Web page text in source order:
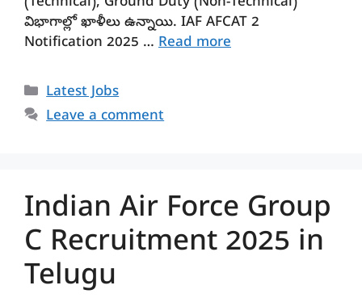
విభాగాల్లో ఖాళీలు ఉన్నాయి. IAF AFCAT 2
Notification 2025 … Read more
Categories
Latest Jobs
Leave a comment
Indian Air Force Group
C Recruitment 2025 in
Telugu